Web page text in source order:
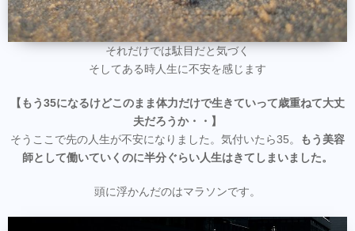
それだけでは駄目だと気づく
そしてある時人生に不安を感じます
【もう35になるけどこのまま体力だけで生きていって歳重ねて大丈
夫だろうか・・】
そうここで先の人生が不安になりました。気付いたら35。
もう美容
師として働いていくのに半分ぐらい人生はきてしまいました。
頭に浮かんだのはマラソンです。